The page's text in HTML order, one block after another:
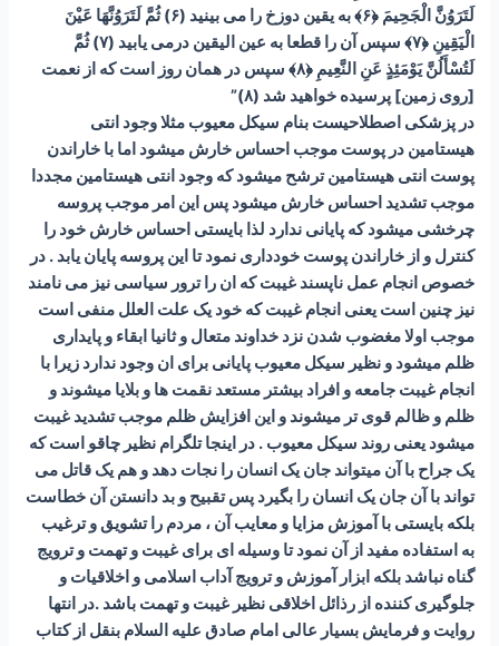
لَتَرَوُنَّ الْجَحِيمَ ﴿۶﴾ به يقين دوزخ را مى ‏بينيد (۶) ثُمَّ لَتَرَوُنَّهَا عَيْنَ
الْيَقِينِ ﴿۷﴾ سپس آن را قطعا به عين‏ اليقين درمى‏ يابيد (۷) ثُمَّ
لَتُسْأَلُنَّ يَوْمَئِذٍ عَنِ النَّعِيمِ ﴿۸﴾ سپس در همان روز است كه از نعمت
[روى زمين] پرسيده خواهيد شد (۸)”
در پزشکی اصطلاحیست بنام سیکل معیوب مثلا وجود انتی
هیستامین در پوست موجب احساس خارش میشود اما با خاراندن
پوست انتی هیستامین ترشح میشود که وجود انتی هیستامین مجددا
موجب تشدید احساس خارش میشود پس این امر موجب پروسه
چرخشی میشود که پایانی ندارد لذا بایستی احساس خارش خود را
کنترل و از خاراندن پوست خودداری نمود تا این پروسه پایان یابد . در
خصوص انجام عمل ناپسند غیبت که ان را ترور سیاسی نیز می نامند
نیز چنین است یعنی انجام غیبت که خود یک علت العلل منفی است
موجب اولا مغضوب شدن نزد خداوند متعال و ثانیا ابقاء و پایداری
ظلم میشود و نظیر سیکل معیوب پایانی برای ان وجود ندارد زیرا با
انجام غیبت جامعه و افراد بیشتر مستعد نقمت ها و بلایا میشوند و
ظلم و ظالم قوی تر میشوند و این افزایش ظلم موجب تشدید غیبت
میشود یعنی روند سیکل معیوب . در اینجا تلگرام نظیر چاقو است که
یک جراح با آن میتواند جان یک انسان را نجات دهد و هم یک قاتل می
تواند با آن جان یک انسان را بگیرد پس تقبیح و بد دانستن آن خطاست
بلکه بایستی با آموزش مزایا و معایب آن ، مردم را تشویق و ترغیب
به استفاده مفید از آن نمود تا وسیله ای برای غیبت و تهمت و ترویج
گناه نباشد بلکه ابزار آموزش و ترویج آداب اسلامی و اخلاقیات و
جلوگیری کننده از رذائل اخلاقی نظیر غیبت و تهمت باشد .در انتها
روایت و فرمایش بسیار عالی امام صادق علیه السلام بنقل از کتاب